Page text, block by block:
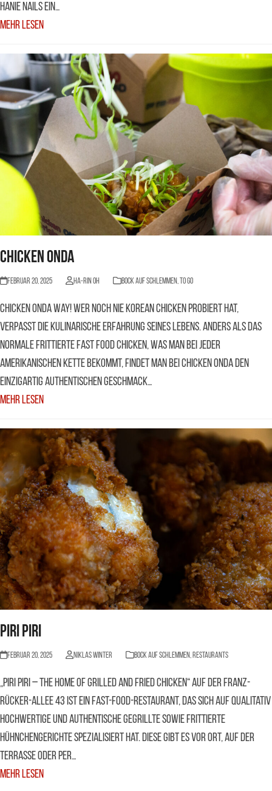
Hanie Nails ein…
Mehr Lesen
Chicken Onda
Februar 20, 2025 Ha-Rin Oh BOCK AUF SCHLEMMEN, to go
Chicken onda way! Wer noch nie Korean Chicken probiert hat,
verpasst die kulinarische Erfahrung seines Lebens. Anders als das
normale frittierte Fast Food Chicken, was man bei jeder
amerikanischen Kette bekommt, findet man bei Chicken Onda den
einzigartig authentischen Geschmack…
Mehr Lesen
Piri Piri
Februar 20, 2025 Niklas Winter BOCK AUF SCHLEMMEN,Restaurants
„Piri Piri – The Home of Grilled and Fried Chicken“ auf der Franz-
Rücker-Allee 43 ist ein Fast-Food-Restaurant, das sich auf qualitativ
hochwertige und authentische gegrillte sowie frittierte
Hühnchengerichte spezialisiert hat. Diese gibt es vor Ort, auf der
Terrasse oder per…
Mehr Lesen